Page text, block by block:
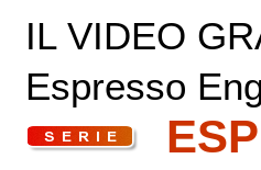
IL VIDEO
Espresso